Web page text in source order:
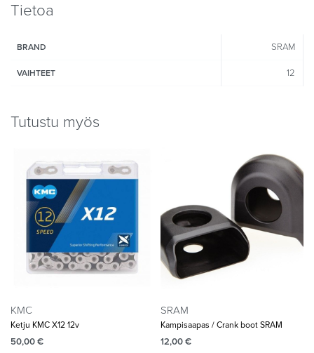
Tietoa
BRAND SRAM
VAIHTEET 12
Tutustu myös
KMC
Ketju KMC X12 12v
50,00€
SRAM
Kampisaapas / Crank boot SRAM
12,00€